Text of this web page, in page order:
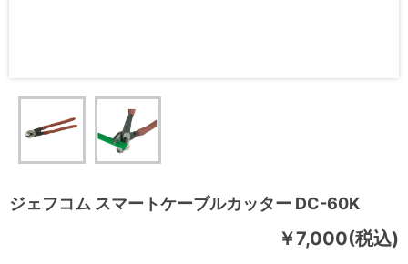
ジェフコム スマートケーブルカッター DC-60K
￥7,000(税込)